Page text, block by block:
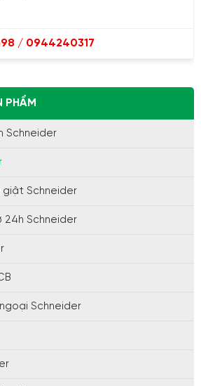
/ 0944240317
PHẨM
Schneider
Schneider
24h Schneider
Schneider